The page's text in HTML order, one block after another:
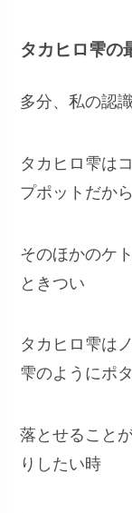
タカヒロ雫の
多分、私の認
タカヒロ雫は
プポットだから
そのほかのケ
ときつい
タカヒロ雫は
雫のようにポ
落とせること
りしたい時